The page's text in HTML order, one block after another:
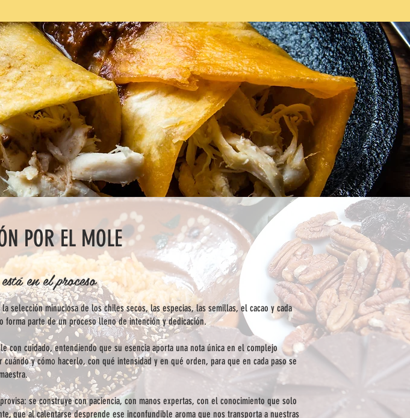
POR EL MOLE
en el proceso
selección minuciosa de los chiles secos, las especias, las semillas, el cacao y cada
parte de un proceso lleno de intención y dedicación.
con cuidado, entendiendo que su esencia aporta una nota única en el complejo
y cómo hacerlo, con qué intensidad y en qué orden, para que en cada paso se
se construye con paciencia, con manos expertas, con el conocimiento que solo
que al calentarse desprende ese inconfundible aroma que nos transporta a nuestras